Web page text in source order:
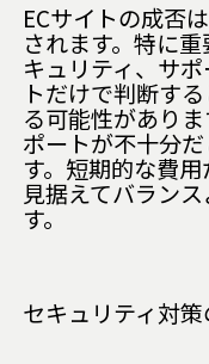
ECサイトの成否
されます。特に
キュリティ、サ
トだけで判断す
る可能性があり
ポートが不十分
す。短期的な費
見据えてバラン
す。
セキュリティ対